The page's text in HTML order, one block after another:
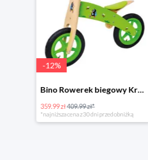
-12%
Bino Rowerek biegowy Krecik
359.99 zł409.99 zł*
*najniższa cena z 30 dni przed obniżką